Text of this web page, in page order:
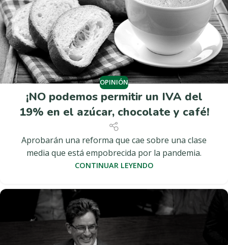
OPINIÓN
¡NO podemos permitir un IVA del
19% en el azúcar, chocolate y café!
Aprobarán una reforma que cae sobre una clase
media que está empobrecida por la pandemia.
CONTINUAR LEYENDO